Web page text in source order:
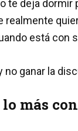
te deja dormir
realmente
está con
no ganar la
más